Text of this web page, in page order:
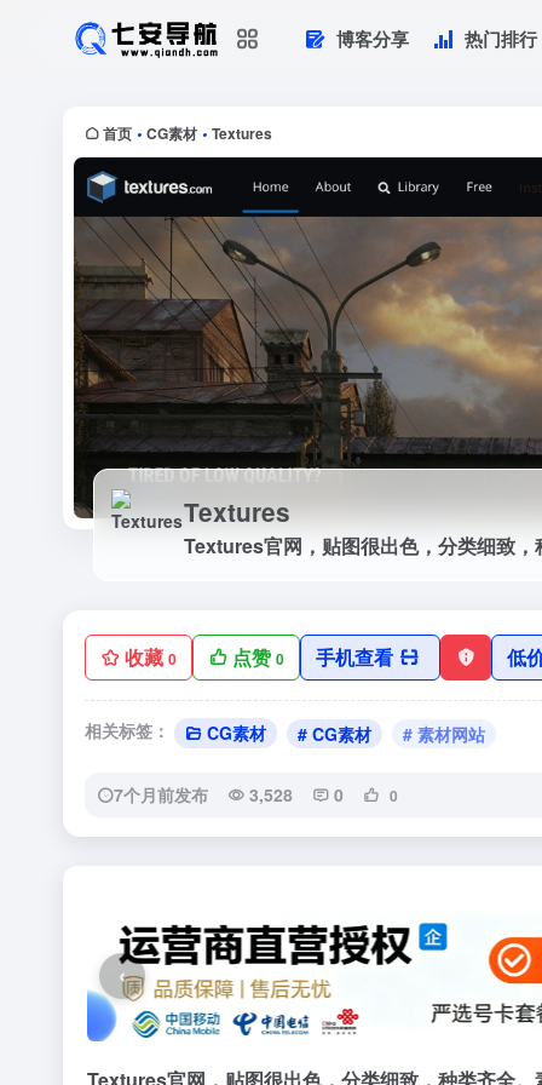
博客分享 热门排行
首页 • CG素材 • Textures
Textures
收藏 0 点赞0 手机查看 低
相关标签： CG素材 # CG素材 # 素材网站
7个月前发布 3,528 0 0
‹